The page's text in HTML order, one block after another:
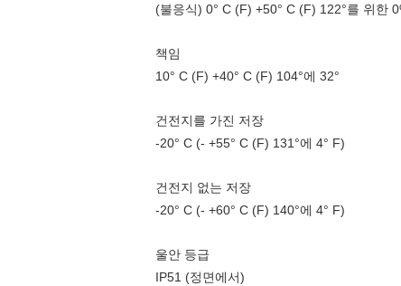
(불응식) 0° C (F) +50° C (F) 122°를 위한
책임
10° C (F) +40° C (F) 104°에 32°
건전지를 가진 저장
-20° C (- +55° C (F) 131°에 4° F)
건전지 없는 저장
-20° C (- +60° C (F) 140°에 4° F)
울안 등급
IP51 (정면에서)